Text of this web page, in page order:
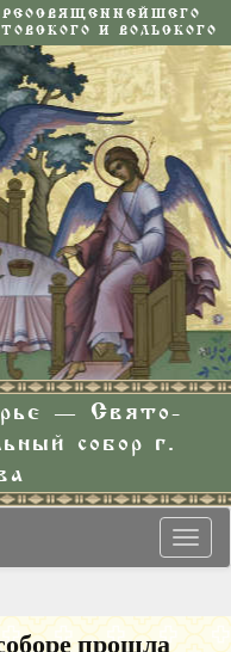
И ВОЛЬСКОГО
— Свято-
собор г.
прошла